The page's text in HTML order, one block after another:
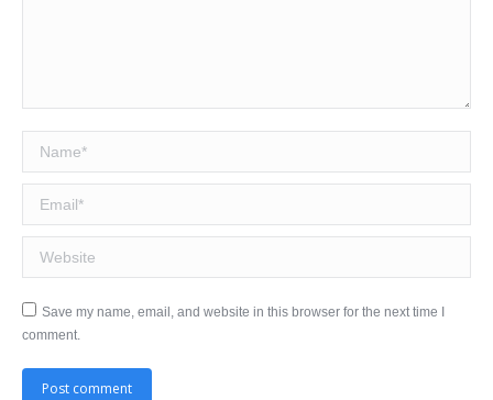
Save my name, email, and website in this browser for the next time I
comment.
Post comment